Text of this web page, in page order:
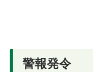
警報発令